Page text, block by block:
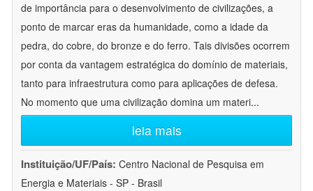
de importância para o desenvolvimento de civilizações, a
ponto de marcar eras da humanidade, como a idade da
pedra, do cobre, do bronze e do ferro. Tais divisões ocorrem
por conta da vantagem estratégica do domínio de materiais,
tanto para infraestrutura como para aplicações de defesa.
No momento que uma civilização domina um materi...
leia mais
Instituição/UF/País: Centro Nacional de Pesquisa em
Energia e Materiais - SP - Brasil